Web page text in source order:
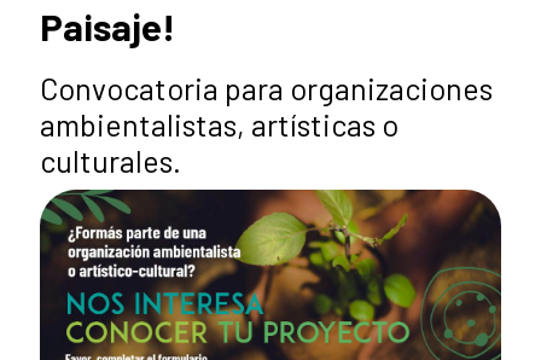
Paisaje!
Convocatoria para organizaciones
ambientalistas, artísticas o
culturales.